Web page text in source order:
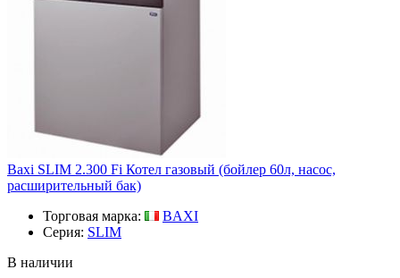
Baxi SLIM 2.300 Fi Котел газовый (бойлер 60л, насос,
расширительный бак)
Торговая марка:
BAXI
Серия: SLIM
В наличии